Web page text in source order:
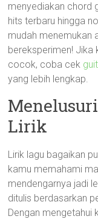
menyediakan chord
hits terbaru hingga
mudah menemukan
bereksperimen! Jika
cocok, coba cek
yang lebih lengkap.
Lirik
Lirik lagu bagaikan
kamu memahami
mendengarnya jadi
ditulis berdasarkan
Dengan mengetahui